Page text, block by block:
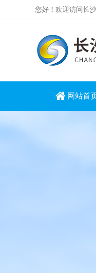
您好！欢迎访问长
网站首